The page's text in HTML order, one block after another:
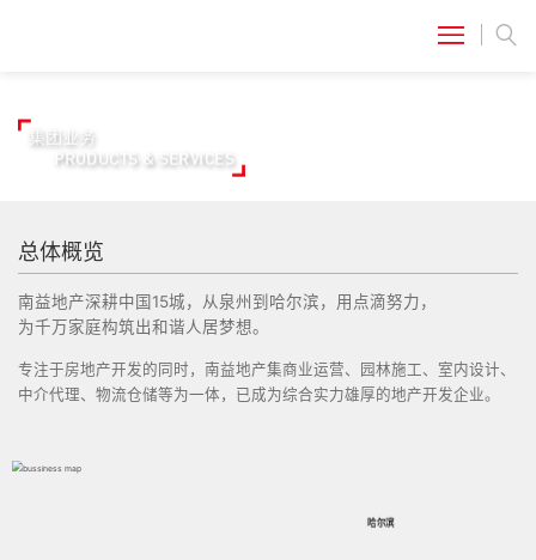
集团业务
PRODUCTS & SERVICES
总体概览
南益地产深耕中国15城，从泉州到哈尔滨，用点滴努力，
为千万家庭构筑出和谐人居梦想。
专注于房地产开发的同时，南益地产集商业运营、园林施工、 室内设计、
中介代理、物流仓储等为一体，已成为综合实力雄厚的地产开发企业。
哈尔滨